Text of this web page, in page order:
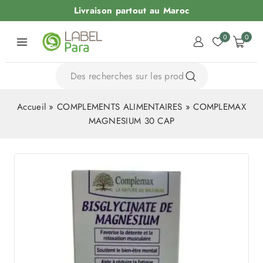
Livraison partout au Maroc
0 0
Accueil »COMPLEMENTS ALIMENTAIRES »COMPLEMAX
MAGNESIUM 30 CAP